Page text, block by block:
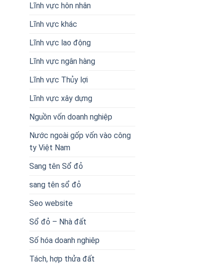
Lĩnh vực hôn nhân
Lĩnh vực khác
Lĩnh vực lao động
Lĩnh vực ngân hàng
Lĩnh vực Thủy lợi
Lĩnh vực xây dựng
Nguồn vốn doanh nghiệp
Nước ngoài gốp vốn vào công
ty Việt Nam
Sang tên Sổ đỏ
sang tên sổ đỏ
Seo website
Sổ đỏ – Nhà đất
Số hóa doanh nghiêp
Tách, hợp thửa đất